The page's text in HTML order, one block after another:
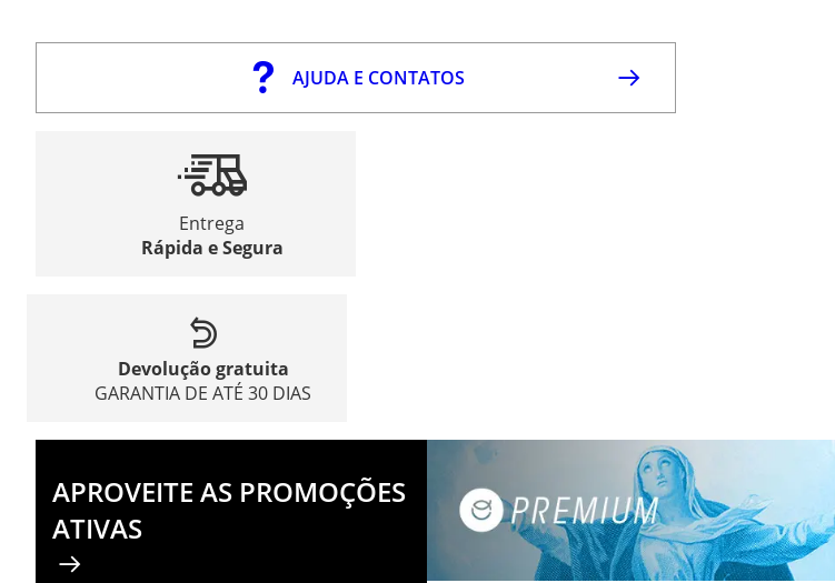
AJUDA E CONTATOS
Entrega
Rápida e Segura
Devolução gratuita
GARANTIA DE ATÉ 30 DIAS
APROVEITE AS PROMOÇÕES
ATIVAS